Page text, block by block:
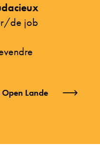
de job
Lande